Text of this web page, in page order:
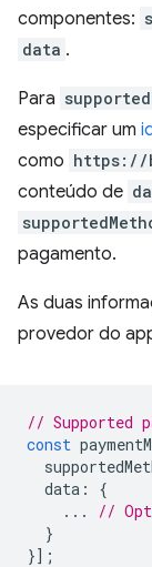
componentes:
data .
Para
especificar um
como https://
conteúdo de
pagamento.
As duas
provedor do
// Supported
const
data :
{
...
//
}
}];